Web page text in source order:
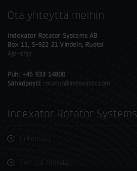
Ota yhteyttä meihin
Indexator Rotator Systems AB
Box 11, S-922 21 Vindeln, Ruotsi
Ajo-ohje
Puh: +46 933 14800
Sähköposti: rotator@indexator.com
Indexator Rotator Systems
Lehdistö
Tietoja meistä